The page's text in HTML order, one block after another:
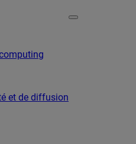
et de diffusion